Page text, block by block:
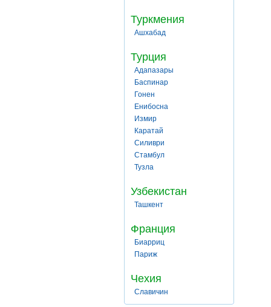
Туркмения
Ашхабад
Турция
Адапазары
Баспинар
Гонен
Енибосна
Измир
Каратай
Силиври
Стамбул
Тузла
Узбекистан
Ташкент
Франция
Биарриц
Париж
Чехия
Славичин